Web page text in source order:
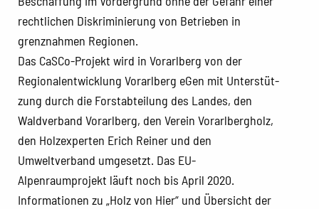
rechtlichen Diskriminierung von Betrieben in
grenznahmen Regionen.
Das CaSCo-Projekt wird in Vorarlberg von der
Regionalentwicklung Vorarlberg eGen mit Unterstüt-
zung durch die Forstabteilung des Landes, den
Waldverband Vorarlberg, den Verein Vorarlbergholz,
den Holzexperten Erich Reiner und den
Umweltverband umgesetzt. Das EU-
Alpenraumprojekt läuft noch bis April 2020.
Informationen zu „Holz von Hier“ und Übersicht der